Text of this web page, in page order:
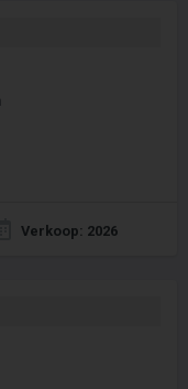
Verkoop: 2026